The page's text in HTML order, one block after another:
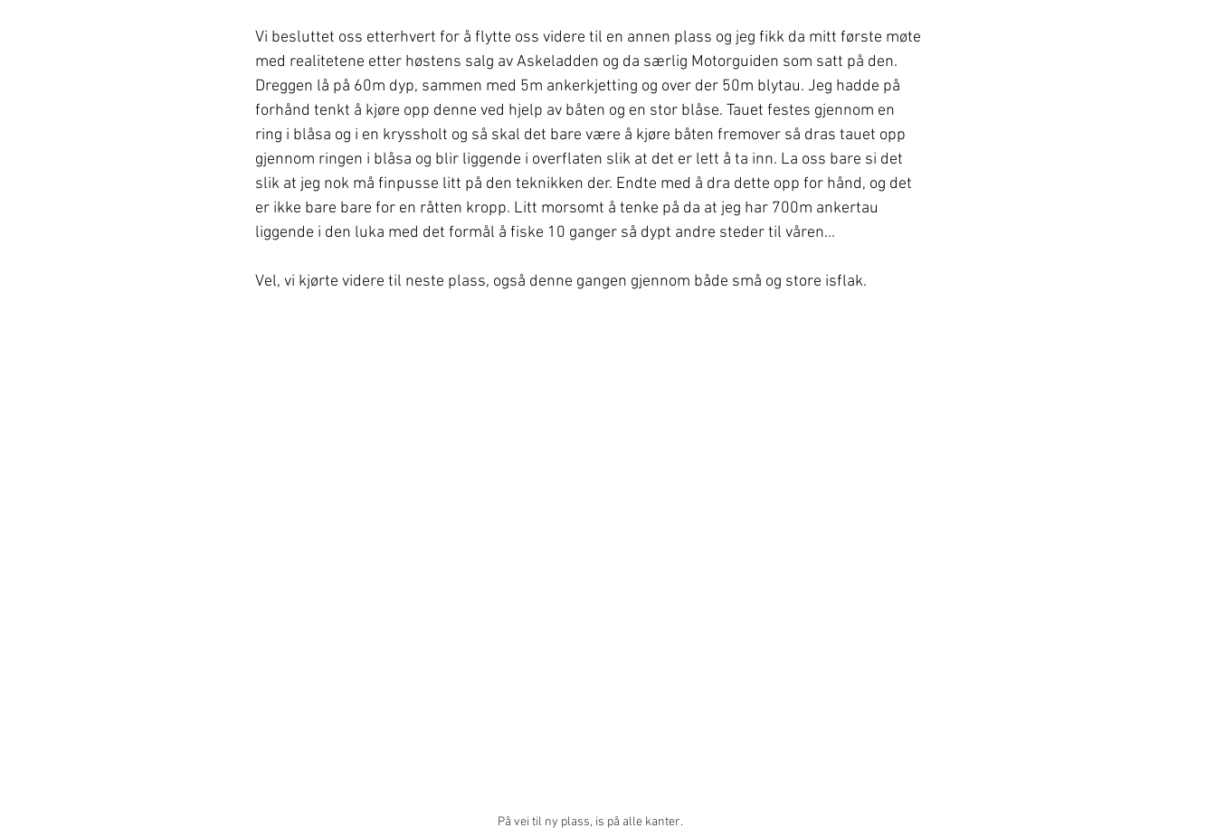
Vi besluttet oss etterhvert for å flytte oss videre til en annen plass og jeg fikk da mitt første møte
med realitetene etter høstens salg av Askeladden og da særlig Motorguiden som satt på den.
Dreggen lå på 60m dyp, sammen med 5m ankerkjetting og over der 50m blytau. Jeg hadde på
forhånd tenkt å kjøre opp denne ved hjelp av båten og en stor blåse. Tauet festes gjennom en
ring i blåsa og i en kryssholt og så skal det bare være å kjøre båten fremover så dras tauet opp
gjennom ringen i blåsa og blir liggende i overflaten slik at det er lett å ta inn. La oss bare si det
slik at jeg nok må finpusse litt på den teknikken der. Endte med å dra dette opp for hånd, og det
er ikke bare bare for en råtten kropp. Litt morsomt å tenke på da at jeg har 700m ankertau
liggende i den luka med det formål å fiske 10 ganger så dypt andre steder til våren...
Vel, vi kjørte videre til neste plass, også denne gangen gjennom både små og store isflak.
På vei til ny plass, is på alle kanter.